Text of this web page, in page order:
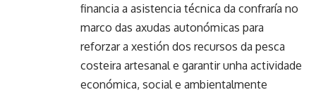
financia a asistencia técnica da confraría no
marco das axudas autonómicas para
reforzar a xestión dos recursos da pesca
costeira artesanal e garantir unha actividade
económica, social e ambientalmente